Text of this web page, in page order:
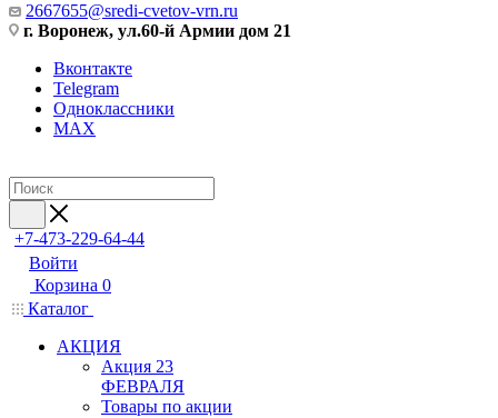
2667655@sredi-cvetov-vrn.ru
г. Воронеж, ул.60-й Армии дом 21
Вконтакте
Telegram
Одноклассники
MAX
+7-473-229-64-44
Войти
Корзина 0
Каталог
АКЦИЯ
Акция 23
ФЕВРАЛЯ
Товары по акции